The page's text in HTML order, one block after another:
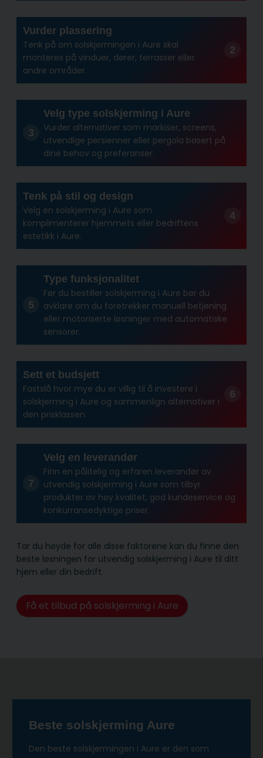
Vurder plassering
Tenk på om solskjermingen i Aure skal
monteres på vinduer, dører, terrasser eller
andre områder.
Velg type solskjerming i Aure
Vurder alternativer som markiser, screens,
utvendige persienner eller pergola basert på
dine behov og preferanser.
Tenk på stil og design
Velg en solskjerming i Aure som
komplimenterer hjemmets eller bedriftens
estetikk i Aure.
Type funksjonalitet
Før du bestiller solskjerming i Aure bør du
avklare om du foretrekker manuell betjening
eller motoriserte løsninger med automatiske
sensorer.
Sett et budsjett
Fastslå hvor mye du er villig til å investere i
solskjerming i Aure og sammenlign alternativer i
den prisklassen.
Velg en leverandør
Finn en pålitelig og erfaren leverandør av
utvendig solskjerming i Aure som tilbyr
produkter av høy kvalitet, god kundeservice og
konkurransedyktige priser.
Tar du høyde for alle disse faktorene kan du finne den
beste løsningen for utvendig solskjerming i Aure til ditt
hjem eller din bedrift.
Få et tilbud på solskjerming i Aure
Beste solskjerming Aure
Den beste solskjermingen i Aure er den som